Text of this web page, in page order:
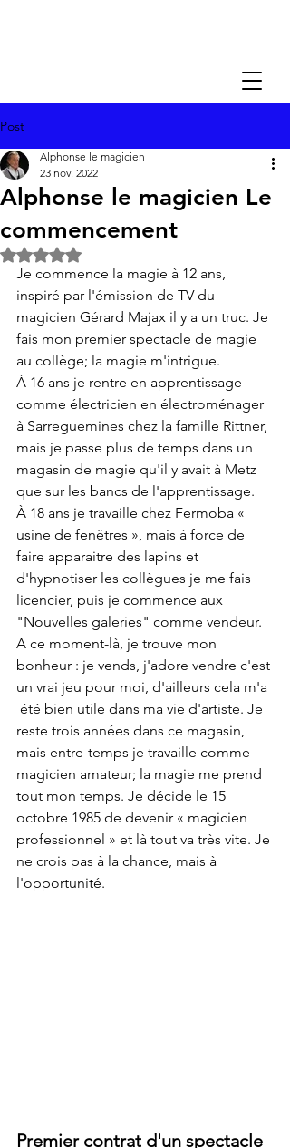
Post
Alphonse le magicien Le
commencement
Alphonse le magicien
23 nov. 2022
Noté NaN étoiles sur 5.
Je commence la magie à 12 ans,
inspiré par l'émission de TV du
magicien Gérard Majax il y a un truc. Je
fais mon premier spectacle de magie
au collège; la magie m'intrigue.
À 16 ans je rentre en apprentissage
comme électricien en électroménager
à Sarreguemines chez la famille Rittner,
mais je passe plus de temps dans un
magasin de magie qu'il y avait à Metz
que sur les bancs de l'apprentissage.
À 18 ans je travaille chez Fermoba «
usine de fenêtres », mais à force de
faire apparaitre des lapins et
d'hypnotiser les collègues je me fais
licencier, puis je commence aux
"Nouvelles galeries" comme vendeur.
A ce moment-là, je trouve mon
bonheur : je vends, j'adore vendre c'est
un vrai jeu pour moi, d'ailleurs cela m'a
été bien utile dans ma vie d'artiste. Je
reste trois années dans ce magasin,
mais entre-temps je travaille comme
magicien amateur; la magie me prend
tout mon temps. Je décide le 15
octobre 1985 de devenir « magicien
professionnel » et là tout va très vite. Je
ne crois pas à la chance, mais à
l'opportunité.
Premier contrat d'un spectacle